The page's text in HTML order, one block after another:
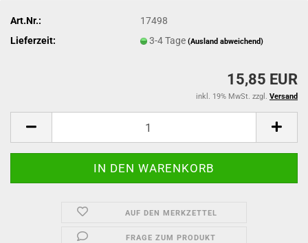
Art.Nr.:
17498
Lieferzeit:
3-4 Tage(Ausland abweichend)
15,85 EUR
inkl. 19% MwSt. zzgl. Versand
AUF DEN MERKZETTEL
FRAGE ZUM PRODUKT